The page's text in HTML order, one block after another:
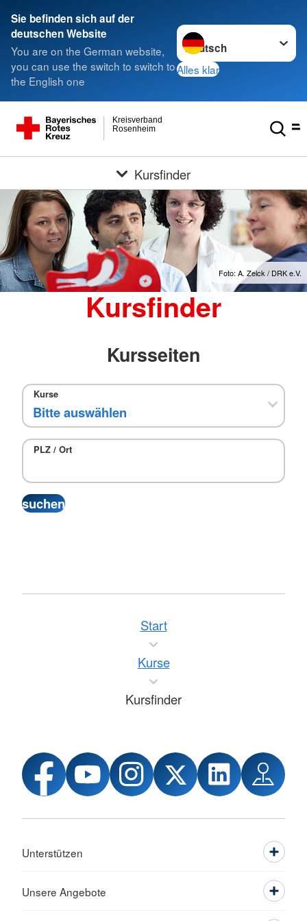
Sie befinden sich auf der
deutschen Website
You are on the German website,
you can use the switch to switch to
the English one
Sprache wechseln zu
Alles klar
Rosenheim
Kreisverband
Kursfinder
Foto: A. Zelck / DRK e.V.
Kursfinder
Kursseiten
Kurse
PLZ / Ort
Start
Kurse
Kursfinder
Unterstützen
Unsere Angebote